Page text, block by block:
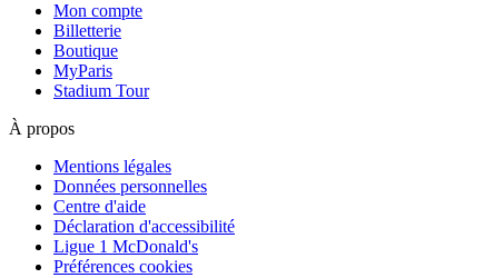
Mon compte
Billetterie
Boutique
MyParis
Stadium Tour
À propos
Mentions légales
Données personnelles
Centre d'aide
Déclaration d'accessibilité
Ligue 1 McDonald's
Préférences cookies